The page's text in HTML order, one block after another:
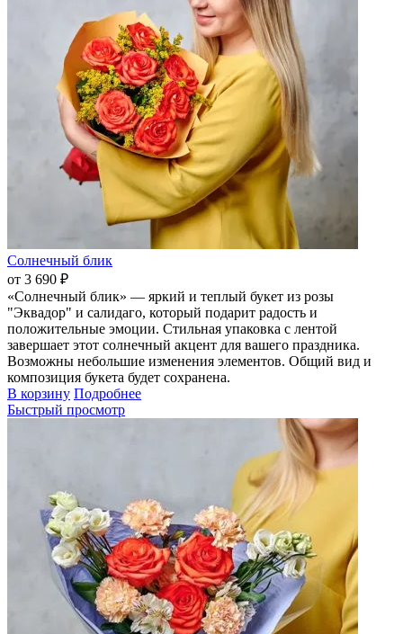
Солнечный блик
от 3 690 ₽
«Солнечный блик» — яркий и теплый букет из розы
"Эквадор" и салидаго, который подарит радость и
положительные эмоции. Стильная упаковка с лентой
завершает этот солнечный акцент для вашего праздника.
Возможны небольшие изменения элементов. Общий вид и
композиция букета будет сохранена.
В корзину Подробнее
Быстрый просмотр